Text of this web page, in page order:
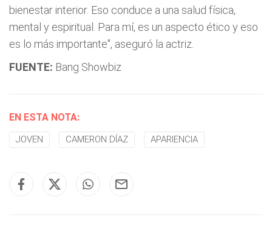
bienestar interior. Eso conduce a una salud física,
mental y espiritual. Para mí, es un aspecto ético y eso
es lo más importante", aseguró la actriz.
FUENTE: Bang Showbiz
EN ESTA NOTA:
JOVEN CAMERON DÍAZ APARIENCIA